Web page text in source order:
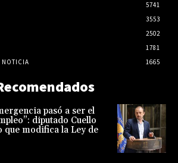
5741
3553
2502
1781
NOTICIA
1665
pasó a ser el
diputado Cuello
que modifica la Ley de